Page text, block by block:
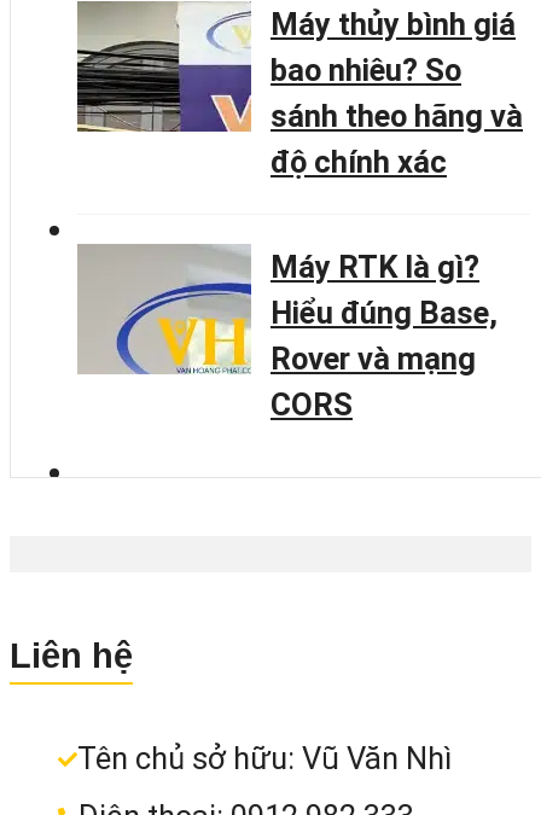
Máy thủy bình giá
bao nhiêu? So
sánh theo hãng và
độ chính xác
Máy RTK là gì?
Hiểu đúng Base,
Rover và mạng
CORS
Liên hệ
Tên chủ sở hữu: Vũ Văn Nhì